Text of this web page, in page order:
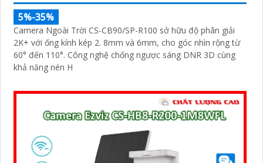
5%-35%
Camera Ngoài Trời CS-CB90/SP-R100 sở hữu độ phân giải
2K+ với ống kính kép 2. 8mm và 6mm, cho góc nhìn rộng từ
60° đến 110°. Công nghệ chống ngược sáng DNR 3D cùng
khả năng nén H